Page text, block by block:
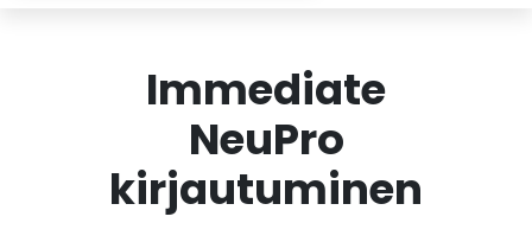
Immediate
NeuPro
kirjautuminen